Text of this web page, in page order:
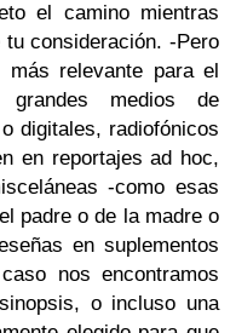
el camino mientras
consideración. -Pero
relevante para el
medios de
digitales, radiofónicos
en reportajes ad hoc,
-como esas
padre o de la madre o
en suplementos
nos encontramos
o incluso una